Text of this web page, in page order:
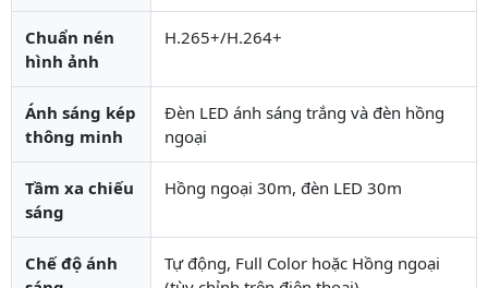
Chuẩn nén
hình ảnh
H.265+/H.264+
Ánh sáng kép
thông minh
Đèn LED ánh sáng trắng và đèn hồng
ngoại
Tầm xa chiếu
sáng
Hồng ngoại 30m, đèn LED 30m
Chế độ ánh
Tự động, Full Color hoặc Hồng ngoại